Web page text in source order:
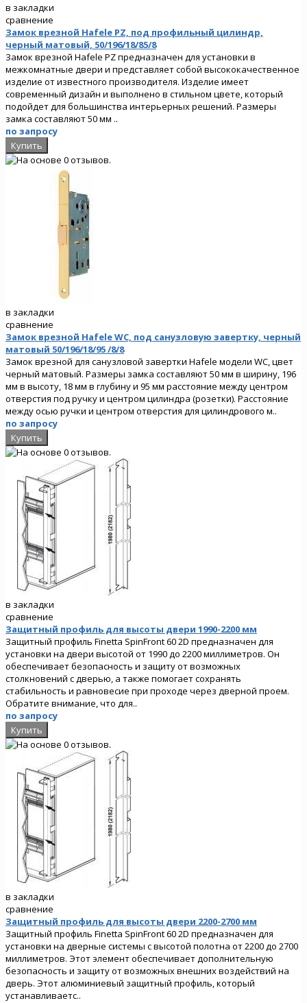
в закладки
сравнение
Замок врезной Hafele PZ, под профильный цилиндр,
черный матовый, 50/196/18/85/8
Замок врезной Hafele PZ предназначен для установки в
межкомнатные двери и представляет собой высококачественное
изделие от известного производителя. Изделие имеет
современный дизайн и выполнено в стильном цвете, который
подойдет для большинства интерьерных решений. Размеры
замка составляют 50 мм ..
по запросу
в закладки
сравнение
Замок врезной Hafele WC, под санузловую завертку, черный
матовый 50/196/18/95 /8/8
Замок врезной для санузловой завертки Hafele модели WC, цвет
черный матовый. Размеры замка составляют 50 мм в ширину, 196
мм в высоту, 18 мм в глубину и 95 мм расстояние между центром
отверстия под ручку и центром цилиндра (розетки). Расстояние
между осью ручки и центром отверстия для цилиндрового м..
по запросу
в закладки
сравнение
Защитный профиль для высоты двери 1990-2200 мм
Защитный профиль Finetta SpinFront 60 2D предназначен для
установки на двери высотой от 1990 до 2200 миллиметров. Он
обеспечивает безопасность и защиту от возможных
столкновений с дверью, а также помогает сохранять
стабильность и равновесие при проходе через дверной проем.
Обратите внимание, что для..
по запросу
в закладки
сравнение
Защитный профиль для высоты двери 2200-2700 мм
Защитный профиль Finetta SpinFront 60 2D предназначен для
установки на дверные системы с высотой полотна от 2200 до 2700
миллиметров. Этот элемент обеспечивает дополнительную
безопасность и защиту от возможных внешних воздействий на
дверь. Этот алюминиевый защитный профиль, который
устанавливаетс..